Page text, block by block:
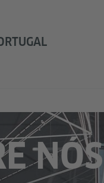
NÓS